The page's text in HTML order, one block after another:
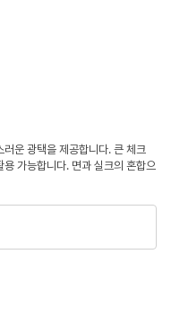
운 광택을 제공합니다. 큰 체크
가능합니다. 면과 실크의 혼합으